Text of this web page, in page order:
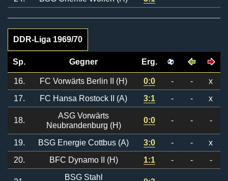
DDR-Liga 1969/70
Sp. Gegner Erg.
16. FC Vorwärts Berlin II (H) 0:0 - -
x
17.
FC Hansa Rostock II (A) 3:1 - - x
18.
ASG Vorwärts
Neubrandenburg (H)
0:0 - - -
19. BSG Energie Cottbus (A) 3:0 - -
x
20.
BFC Dynamo II (H) 1:1 - - -
BSG Stahl